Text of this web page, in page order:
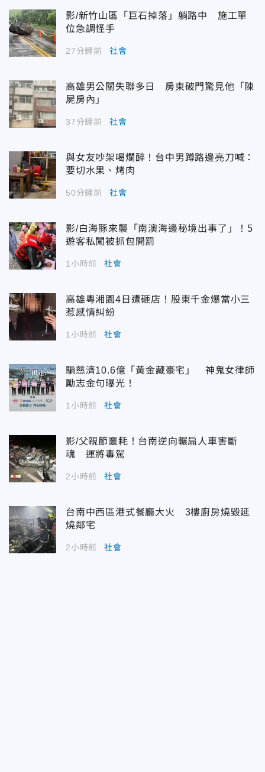
影/新竹山區「巨石掉落」躺路中 施工單
位急調怪手
27分鐘前 社會
高雄男公關失聯多日 房東破門驚見他「陳
屍房內」
37分鐘前 社會
與女友吵架喝爛醉！台中男蹲路邊亮刀喊：
要切水果、烤肉
50分鐘前 社會
影/白海豚來襲「南澳海邊秘境出事了」！5
遊客私闖被抓包開罰
1小時前 社會
高雄粵湘園4日遭砸店！股東千金爆當小三
惹感情糾紛
1小時前 社會
騙慈濟10.6億「黃金藏豪宅」 神鬼女律師
勵志金句曝光！
1小時前 社會
影/父親節噩耗！台南逆向輾扁人車害斷
魂 運將毒駕
2小時前 社會
台南中西區港式餐廳大火 3樓廚房燒毀延
燒鄰宅
2小時前 社會